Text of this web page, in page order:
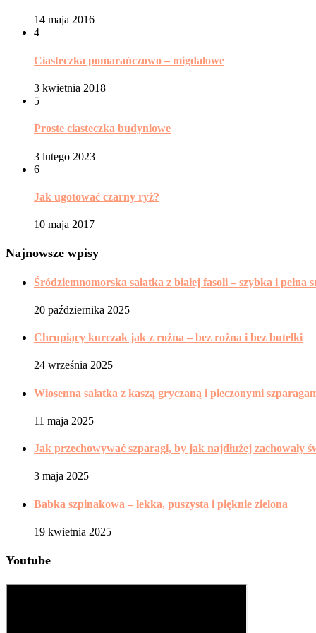
14 maja 2016
4
Ciasteczka pomarańczowo – migdałowe
3 kwietnia 2018
5
Proste ciasteczka budyniowe
3 lutego 2023
6
Jak ugotować czarny ryż?
10 maja 2017
Najnowsze wpisy
Śródziemnomorska sałatka z białej fasoli – szybka i pełna
20 października 2025
Chrupiący kurczak jak z rożna – bez rożna i bez butelki
24 września 2025
Wiosenna sałatka z kaszą gryczaną i pieczonymi
11 maja 2025
Jak przechowywać szparagi, by jak najdłużej zachowały
3 maja 2025
Babka szpinakowa – lekka, puszysta i pięknie zielona
19 kwietnia 2025
Youtube